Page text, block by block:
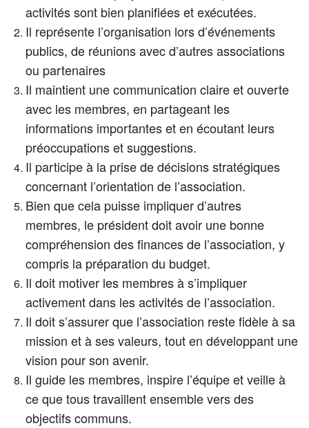
activités sont bien planifiées et exécutées.
Il représente l’organisation lors d’événements
publics, de réunions avec d’autres associations
ou partenaires
Il maintient une communication claire et ouverte
avec les membres, en partageant les
informations importantes et en écoutant leurs
préoccupations et suggestions.
Il participe à la prise de décisions stratégiques
concernant l’orientation de l’association.
Bien que cela puisse impliquer d’autres
membres, le président doit avoir une bonne
compréhension des finances de l’association, y
compris la préparation du budget.
Il doit motiver les membres à s’impliquer
activement dans les activités de l’association.
Il doit s’assurer que l’association reste fidèle à sa
mission et à ses valeurs, tout en développant une
vision pour son avenir.
Il guide les membres, inspire l’équipe et veille à
ce que tous travaillent ensemble vers des
objectifs communs.